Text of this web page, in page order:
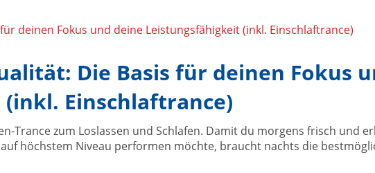
Die Basis für deinen Fokus
Einschlaftrance)
Trance zum Loslassen und Schlafen. Damit du morgens frisch und
höchstem Niveau performen möchte, braucht nachts die